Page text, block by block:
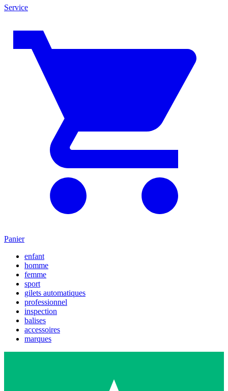
Service
Panier
enfant
homme
femme
sport
gilets automatiques
professionnel
inspection
balises
accessoires
marques